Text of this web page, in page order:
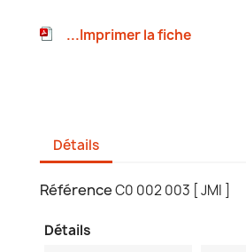
...Imprimer la fiche
Détails
RéférenceC0 002 003 [ JMI ]
Détails